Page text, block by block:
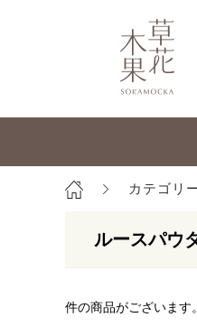
カテゴリ
ルースパウ
件の商品がございます。